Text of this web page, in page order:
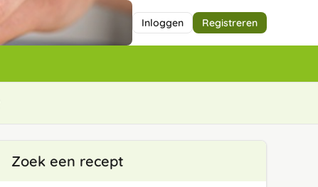
Inloggen Registreren
Zoek een recept